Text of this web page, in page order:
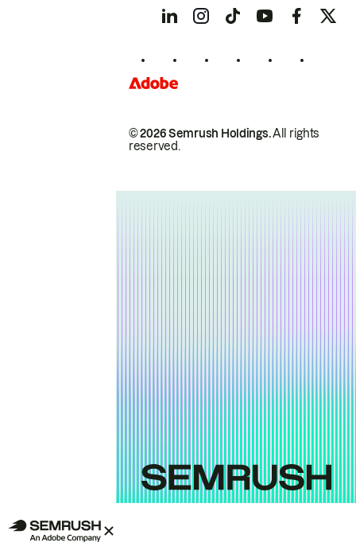
© 2026 Semrush Holdings.All rights
reserved.